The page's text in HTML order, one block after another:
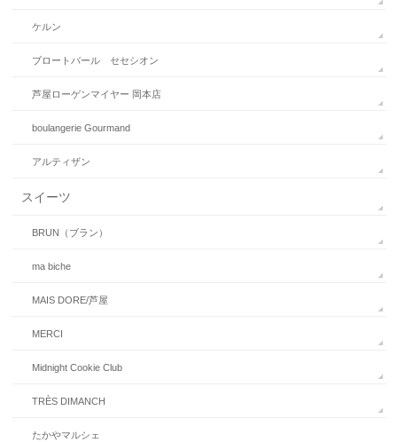
ケルン
ブロートバール セセシオン
芦屋ローゲンマイヤー 岡本店
boulangerie Gourmand
アルティザン
スイーツ
BRUN（ブラン）
ma biche
MAIS DORE/芦屋
MERCI
Midnight Cookie Club
TRÈS DIMANCH
たかやマルシェ